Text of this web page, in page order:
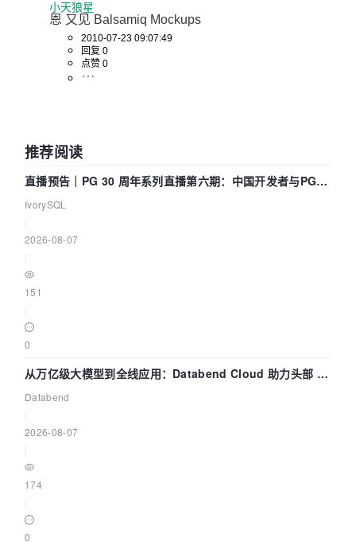
小天狼星
恩 又见 Balsamiq Mockups
2010-07-23 09:07:49
回复 0
点赞 0
推荐阅读
直播预告｜PG 30 周年系列直播第六期：中国开发者与PG内
核——我们改得动吗？我们贡献了什么？
IvorySQL
2026-08-07
151
0
从万亿级大模型到全线应用：Databend Cloud 助力头部 AI
企业构建全链路 Trace 数据管道
Databend
2026-08-07
174
0